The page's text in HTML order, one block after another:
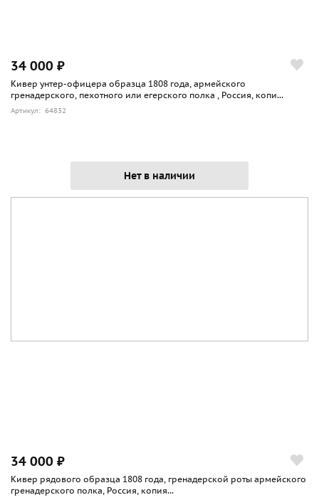
34 000 ₽
Кивер унтер-офицера образца 1808 года, армейского
гренадерского, пехотного или егерского полка , Россия, копи...
Артикул: 64832
Нет в наличии
34 000 ₽
Кивер рядового образца 1808 года, гренадерской роты армейского
гренадерского полка, Россия, копия...